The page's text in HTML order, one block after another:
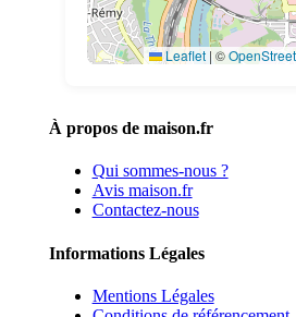
Leaflet |©
À propos de maison.fr
Qui sommes-nous ?
Avis maison.fr
Contactez-nous
Informations Légales
Mentions Légales